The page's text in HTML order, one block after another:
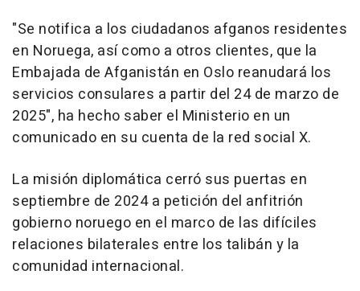
"Se notifica a los ciudadanos afganos residentes
en Noruega, así como a otros clientes, que la
Embajada de Afganistán en Oslo reanudará los
servicios consulares a partir del 24 de marzo de
2025", ha hecho saber el Ministerio en un
comunicado en su cuenta de la red social X.
La misión diplomática cerró sus puertas en
septiembre de 2024 a petición del anfitrión
gobierno noruego en el marco de las difíciles
relaciones bilaterales entre los talibán y la
comunidad internacional.